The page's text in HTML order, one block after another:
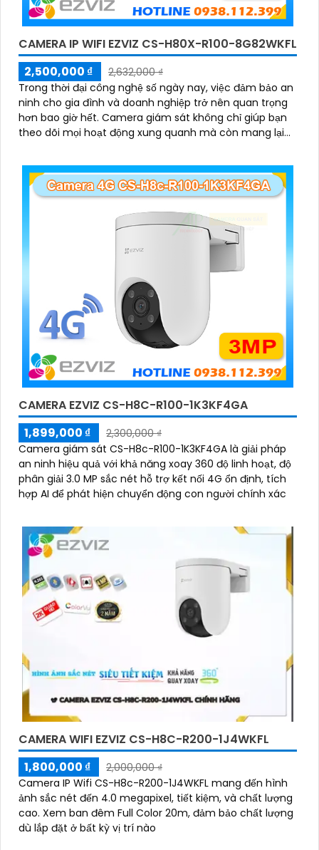
CAMERA IP WIFI EZVIZ CS-H80X-R100-8G82WKFL
2,500,000 ₫
2,632,000 ₫
Trong thời đại công nghệ số ngày nay, việc đảm bảo an
ninh cho gia đình và doanh nghiệp trở nên quan trọng
hơn bao giờ hết. Camera giám sát không chỉ giúp bạn
theo dõi mọi hoạt động xung quanh mà còn mang lại
CAMERA EZVIZ CS-H8C-R100-1K3KF4GA
1,899,000 ₫
2,300,000 ₫
Camera giám sát CS-H8c-R100-1K3KF4GA là giải pháp
an ninh hiệu quả với khả năng xoay 360 độ linh hoạt, độ
phân giải 3.0 MP sắc nét hỗ trợ kết nối 4G ổn định, tích
hợp AI để phát hiện chuyển động con người chính xác
CAMERA WIFI EZVIZ CS-H8C-R200-1J4WKFL
1,800,000 ₫
2,000,000 ₫
Camera IP Wifi CS-H8c-R200-1J4WKFL mang đến hình
ảnh sắc nét đến 4.0 megapixel, tiết kiệm, và chất lượng
cao. Xem ban đêm Full Color 20m, đảm bảo chất lượng
dù lắp đặt ở bất kỳ vị trí nào